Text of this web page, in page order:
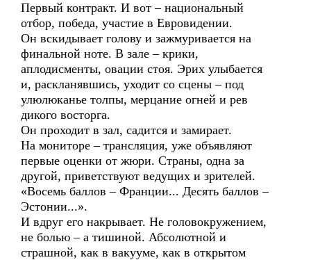
Первый контракт. И вот – национальный
отбор, победа, участие в Евровидении.
Он вскидывает голову и зажмуривается на
финальной ноте. В зале – крики,
аплодисменты, овации стоя. Эрих улыбается
и, раскланявшись, уходит со сцены – под
улюлюканье толпы, мерцание огней и рев
дикого восторга.
Он проходит в зал, садится и замирает.
На мониторе – трансляция, уже объявляют
первые оценки от жюри. Страны, одна за
другой, приветствуют ведущих и зрителей.
«Восемь баллов – Франции... Десять баллов –
Эстонии...».
И вдруг его накрывает. Не головокружением,
не болью – а тишиной. Абсолютной и
страшной, как в вакууме, как в открытом